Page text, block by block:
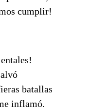
cumplir!
batallas
inflamó.